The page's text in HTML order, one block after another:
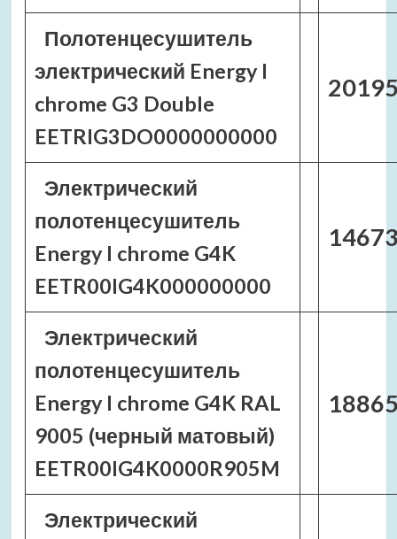
Полотенцесушитель
электрический Energy I
chrome G3 Double
EETRIG3DO0000000000
Электрический
полотенцесушитель
Energy I chrome G4K
EETR00IG4K000000000
Электрический
полотенцесушитель
Energy I chrome G4K RAL
9005 (черный матовый)
EETR00IG4K0000R905M
Электрический